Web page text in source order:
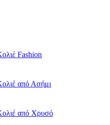
Fashion
από Ασήμι
από Χρυσό